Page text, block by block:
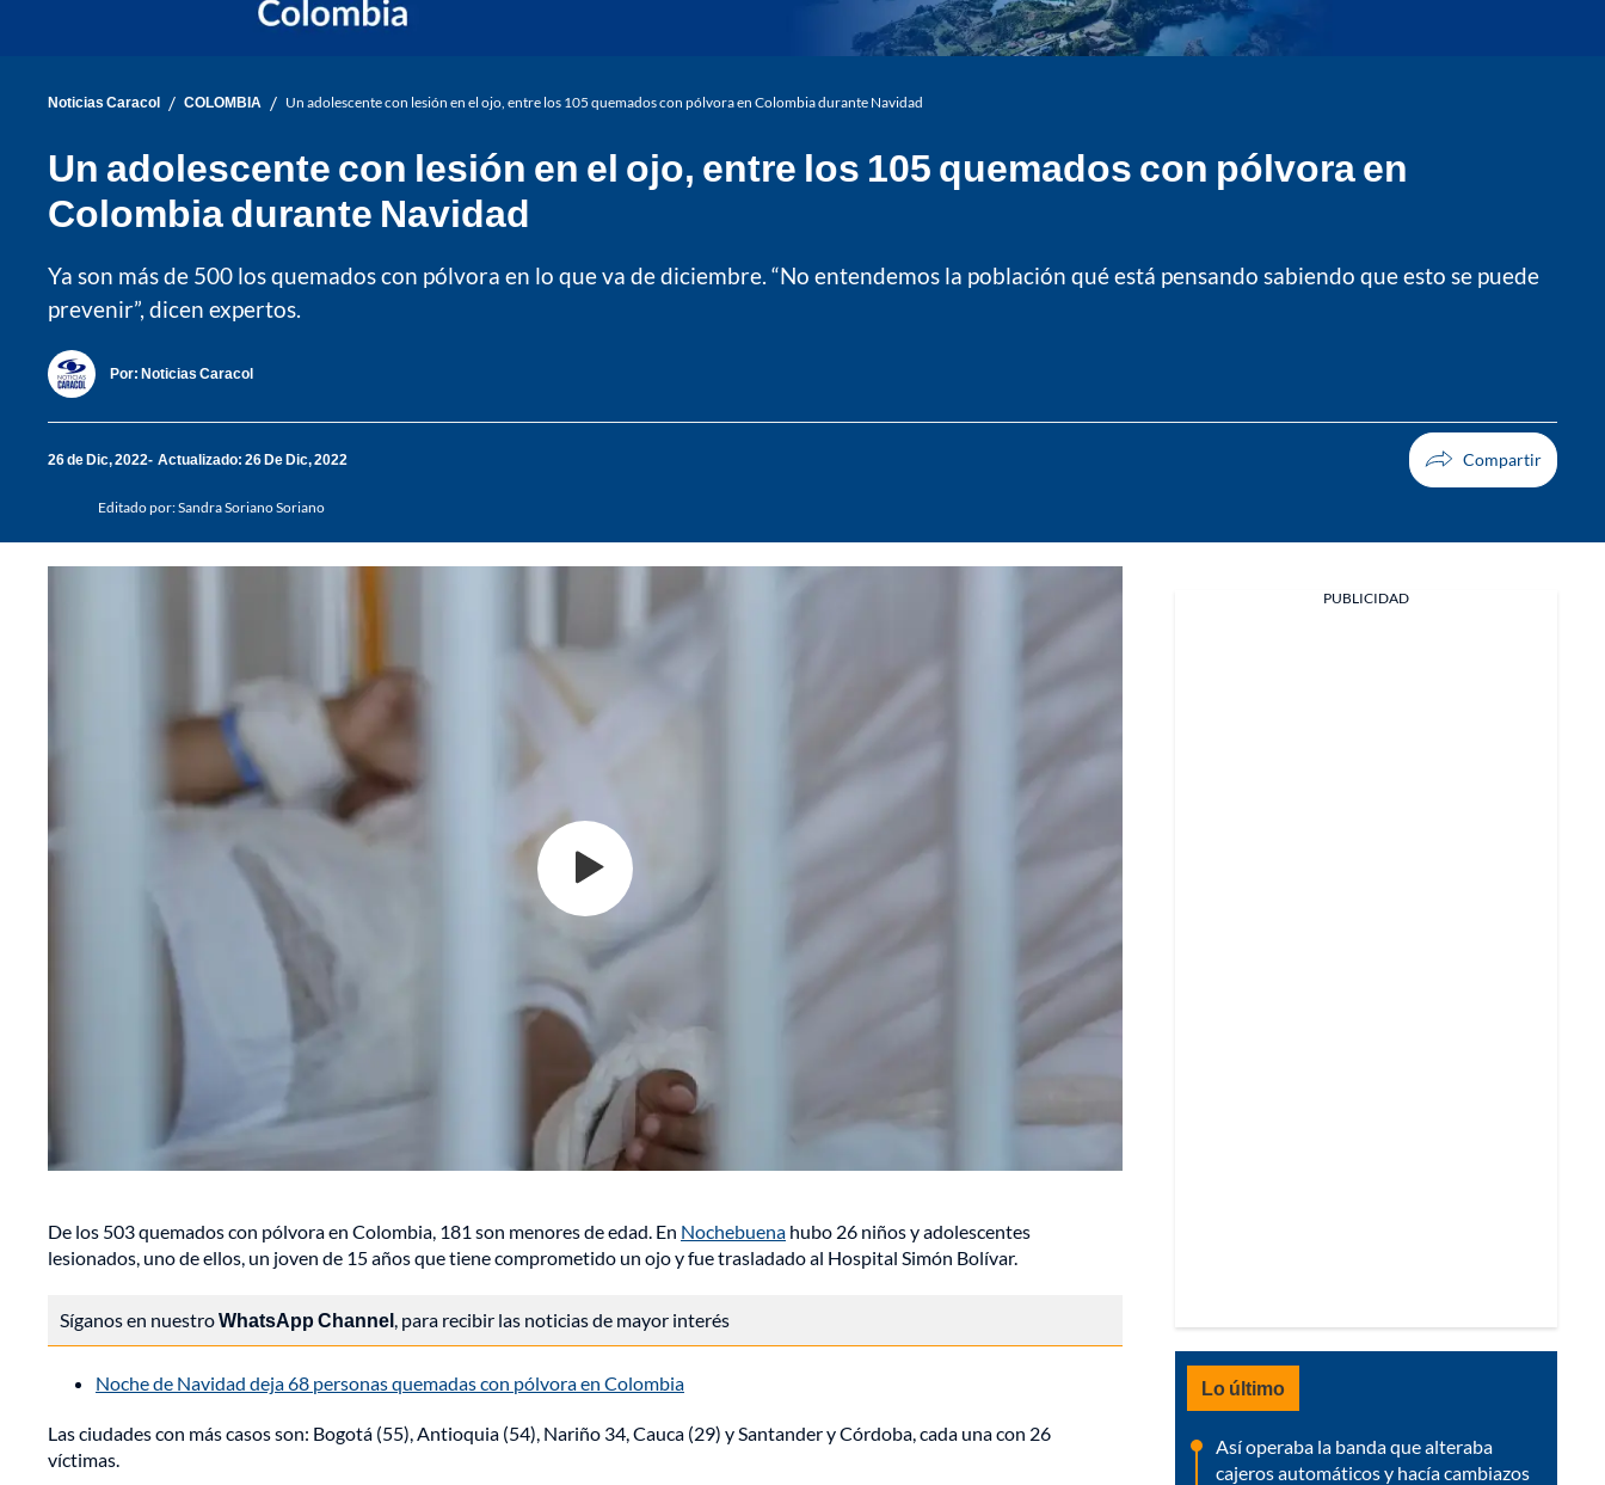
Noticias Caracol / COLOMBIA / Un adolescente con lesión en el ojo, entre los 105 quemados con pólvora en Colombia durante Navidad
Un adolescente con lesión en el ojo, entre los 105 quemados con pólvora en
Colombia durante Navidad
Ya son más de 500 los quemados con pólvora en lo que va de diciembre. “No entendemos la población qué está pensando sabiendo que esto se puede
prevenir”, dicen expertos.
Por: Noticias Caracol
26 de Dic, 2022 Actualizado: 26 De Dic, 2022
Editado por:Sandra Soriano Soriano
De los 503 quemados con pólvora en Colombia, 181 son menores de edad. En Nochebuena hubo 26 niños y adolescentes
lesionados, uno de ellos, un joven de 15 años que tiene comprometido un ojo y fue trasladado al Hospital Simón Bolívar.
Síganos en nuestroWhatsApp Channel, para recibir las noticias de mayor interés
Noche de Navidad deja 68 personas quemadas con pólvora en Colombia
Las ciudades con más casos son: Bogotá (55), Antioquia (54), Nariño 34, Cauca (29) y Santander y Córdoba, cada una con 26
víctimas.
PUBLICIDAD
Lo último
Así operaba la banda que alteraba
cajeros automáticos y hacía cambiazos